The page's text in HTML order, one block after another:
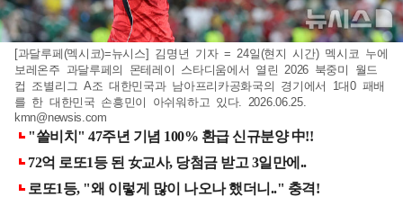
[과달루페(멕시코)=뉴시스] 김명년 기자 = 24일(현지 시간) 멕시코 누에
보레온주 과달루페의 몬테레이 스타디움에서 열린 2026 북중미 월드
컵 조별리그 A조 대한민국과 남아프리카공화국의 경기에서 1대0 패배
를 한 대한민국 손흥민이 아쉬워하고 있다. 2026.06.25.
kmn@newsis.com